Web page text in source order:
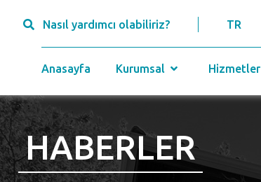
Nasıl yardımcı olabiliriz? TR
Anasayfa Kurumsal Hizmetler
HABERLER